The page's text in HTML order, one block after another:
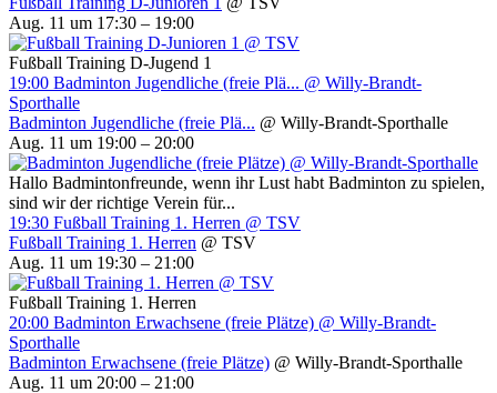
Aug. 11 um 17:30 – 19:00
Fußball Training D-Jugend 1
19:00 Badminton Jugendliche (freie Plä... @ Willy-Brandt-
Sporthalle
Badminton Jugendliche (freie Plä... @ Willy-Brandt-Sporthalle
Aug. 11 um 19:00 – 20:00
Hallo Badmintonfreunde, wenn ihr Lust habt Badminton zu spielen,
sind wir der richtige Verein für...
19:30 Fußball Training 1. Herren @ TSV
Fußball Training 1. Herren @ TSV
Aug. 11 um 19:30 – 21:00
Fußball Training 1. Herren
20:00 Badminton Erwachsene (freie Plätze) @ Willy-Brandt-
Sporthalle
Badminton Erwachsene (freie Plätze) @ Willy-Brandt-Sporthalle
Aug. 11 um 20:00 – 21:00